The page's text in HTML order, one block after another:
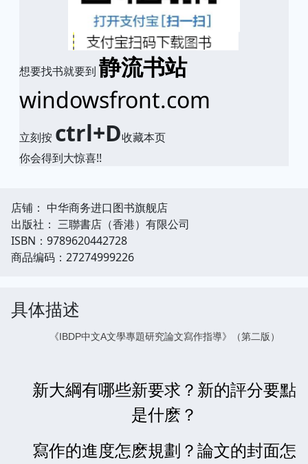
想要找书就要到 静流书站
windowsfront.com
立刻按 ctrl+D收藏本页
你会得到大惊喜!!
店铺： 中华商务进口图书旗舰店
出版社： 三聯書店（香港）有限公司
ISBN：9789620442728
商品编码：27274999226
具体描述
《IBDP中文A文學專題研究論文寫作指導》（第二版）
新大綱有哪些新要求？ 新的評分要點
是什麽？
寫作的進度怎麽規劃？ 論文的封面怎